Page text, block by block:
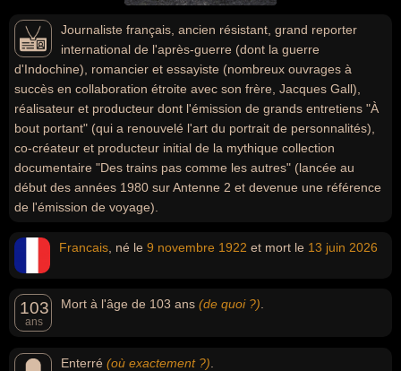
Journaliste français, ancien résistant, grand reporter
international de l'après-guerre (dont la guerre
d'Indochine), romancier et essayiste (nombreux ouvrages à
succès en collaboration étroite avec son frère, Jacques Gall),
réalisateur et producteur dont l'émission de grands entretiens "À
bout portant" (qui a renouvelé l'art du portrait de personnalités),
co-créateur et producteur initial de la mythique collection
documentaire "Des trains pas comme les autres" (lancée au
début des années 1980 sur Antenne 2 et devenue une référence
de l'émission de voyage).
Francais , né le 9 novembre 1922 et mort le 13 juin 2026
103
ans
Mort à l'âge de 103 ans (de quoi ?)
Enterré (où exactement ?)